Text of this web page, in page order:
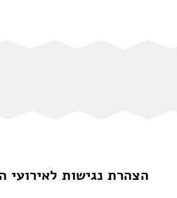
הצהרת נגישות לאירועי